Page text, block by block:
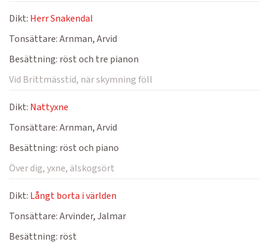
Dikt: Herr Snakendal
Tonsättare:Arnman, Arvid
Besättning: röst och tre pianon
Vid Brittmässtid, när skymning föll
Dikt: Nattyxne
Tonsättare:Arnman, Arvid
Besättning: röst och piano
Över dig, yxne, älskogsört
Dikt: Långt borta i världen
Tonsättare:Arvinder, Jalmar
Besättning: röst